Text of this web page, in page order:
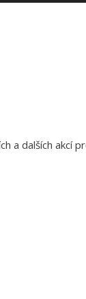
a dalších akcí